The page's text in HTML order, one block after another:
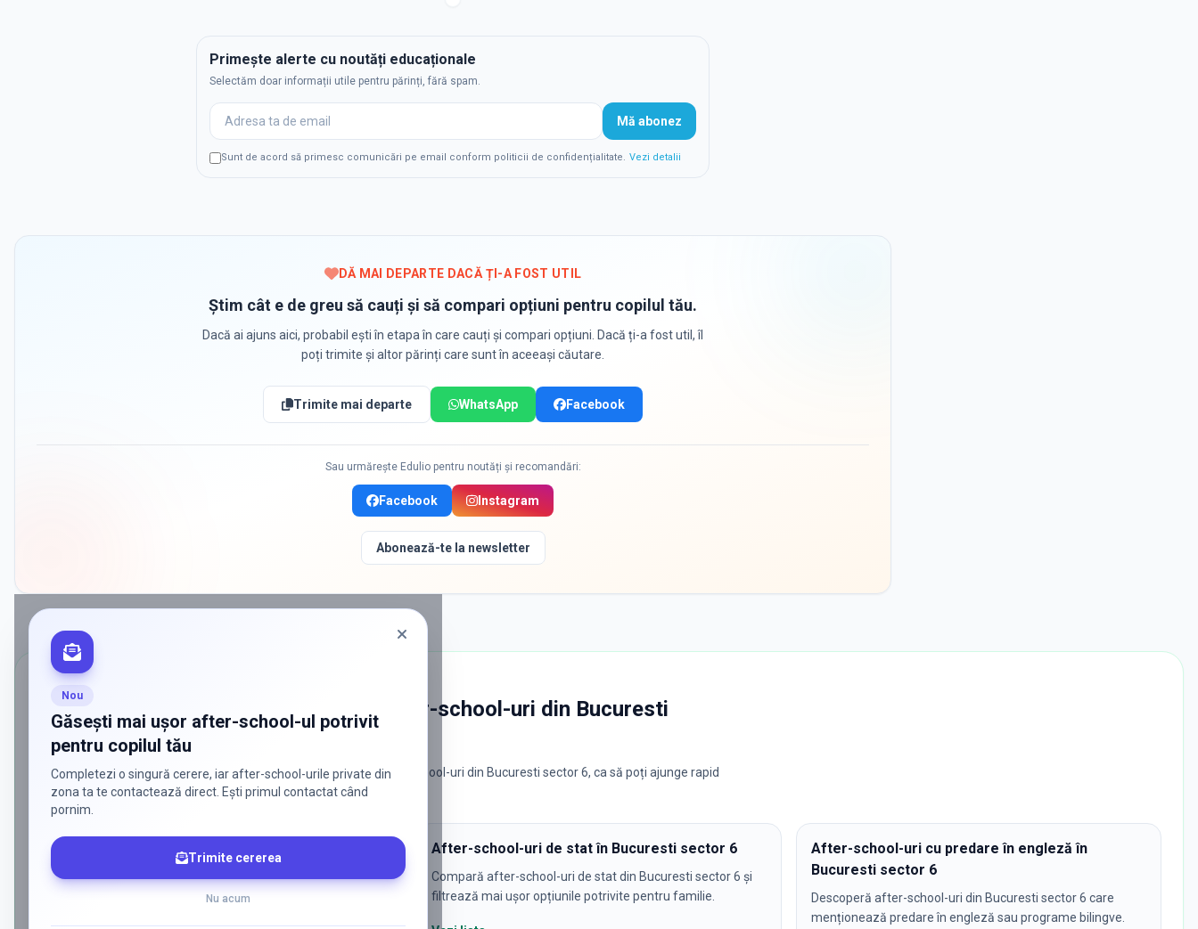
Primește alerte cu noutăți educaționale
Selectăm doar informații utile pentru părinți, fără spam.
Mă abonez
Sunt de acord să primesc comunicări pe email conform politicii de confidențialitate. Vezi detalii
DĂ MAI DEPARTE DACĂ ȚI-A FOST UTIL
Știm cât e de greu să cauți și să compari opțiuni pentru copilul tău.
Dacă ai ajuns aici, probabil ești în etapa în care cauți și compari opțiuni. Dacă ți-a fost util, îl
poți trimite și altor părinți care sunt în aceeași căutare.
Trimite mai departe WhatsApp Facebook
Sau urmărește Edulio pentru noutăți și recomandări:
Facebook Instagram
Abonează-te la newsletter
Nou
Găsești mai ușor after-school-ul potrivit
pentru copilul tău
Completezi o singură cerere, iar after-school-urile private din
zona ta te contactează direct. Ești primul contactat când
pornim.
Trimite cererea
Nu acum
CĂUTĂRI POPULARE
Ce caută părinții cel mai des pentru after-school-uri din Bucuresti
sector 6
Am grupat aici cele mai frecvente combinații de filtre pentru after-school-uri din Bucuresti sector 6, ca să poți ajunge rapid
la variante private, de stat, bilingve sau cu metodologii specifice.
After-school-uri private în Bucuresti sector 6
Vezi rapid after-school-uri private din Bucuresti sector 6, cu
accent pe ofertă educațională, program și poziționare în
After-school-uri de stat în Bucuresti sector 6
Compară after-school-uri de stat din Bucuresti sector 6 și
filtrează mai ușor opțiunile potrivite pentru familie.
After-school-uri cu predare în engleză în
Bucuresti sector 6
Descoperă after-school-uri din Bucuresti sector 6 care
menționează predare în engleză sau programe bilingve.